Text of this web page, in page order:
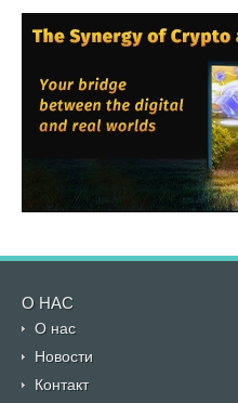
О НАС
О нас
Новости
Контакт